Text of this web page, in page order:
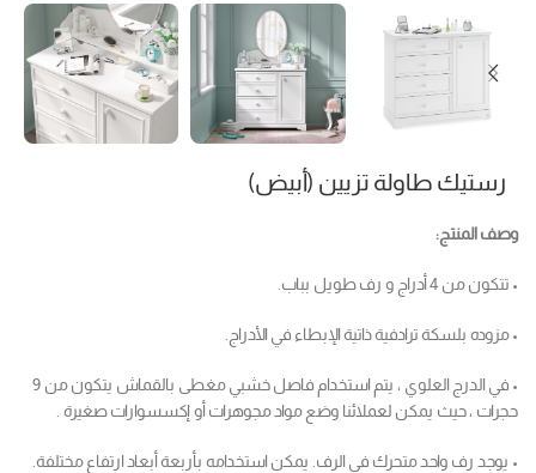
رستيك طاولة تزيين (أبيض)
وصف المنتج:
• تتكون من 4 أدراج و رف طويل بباب.
• مزوده بلسكة ترادفية ذاتية الإبطاء في الأدراج.
• في الدرج العلوي ، يتم استخدام فاصل خشبي مغطى بالقماش يتكون من 9
حجرات ، حيث يمكن لعملائنا وضع مواد مجوهرات أو إكسسوارات صغيرة .
• يوجد رف واحد متحرك في الرف. يمكن استخدامه بأربعة أبعاد ارتفاع مختلفة.